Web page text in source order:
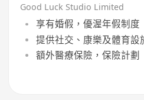
Good Luck Studio Limited
享有婚假，優渥年假制度
提供社交、康樂及體育設
額外醫療保險，保險計劃